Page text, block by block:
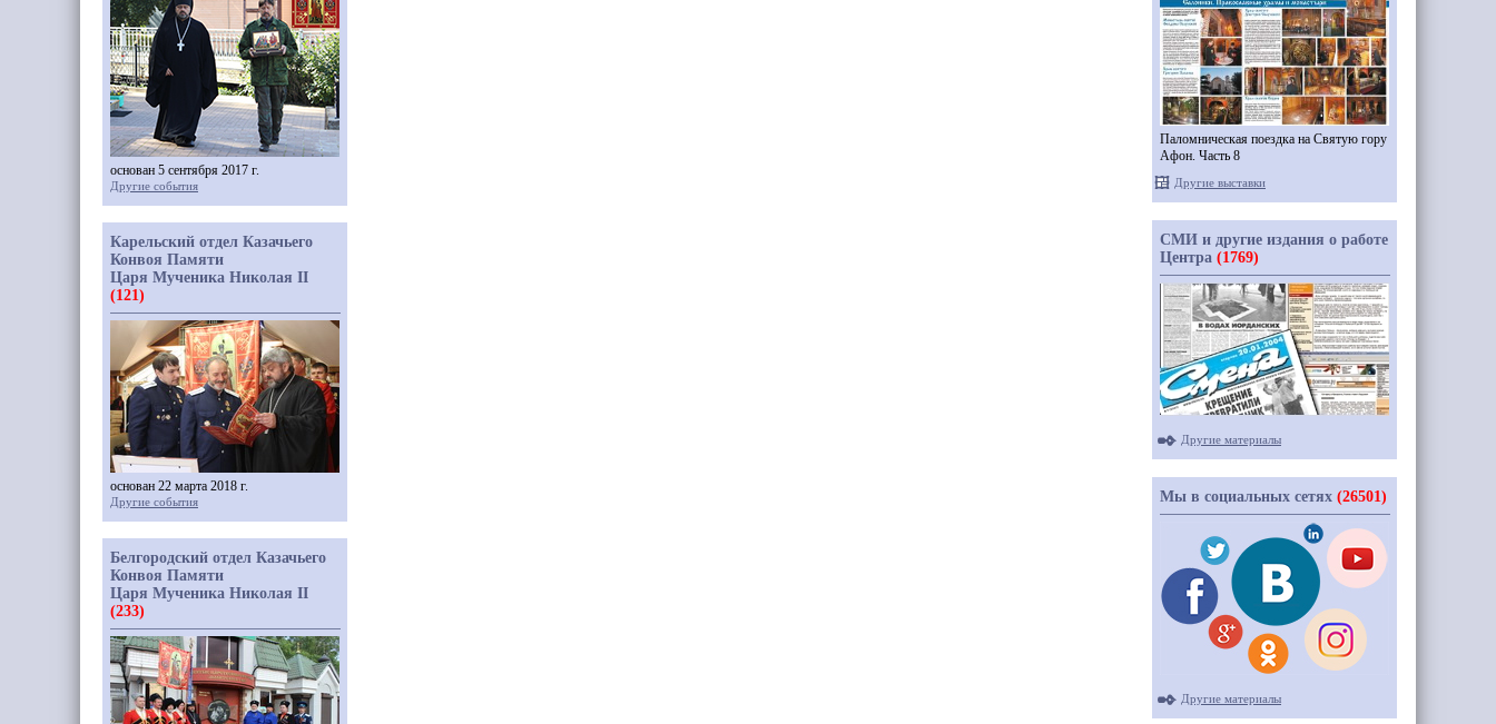
основан 5 сентября 2017 г.
Другие события
Карельский отдел Казачьего
Конвоя Памяти
Царя Мученика Николая II
(121)
основан 22 марта 2018 г.
Другие события
Белгородский отдел Казачьего
Конвоя Памяти
Царя Мученика Николая II
(233)
Паломническая поездка на Святую гору
Афон. Часть 8
Другие выставки
СМИ и другие издания о работе
Центра (1769)
Другие материалы
Мы в социальных сетях (26501)
Другие материалы